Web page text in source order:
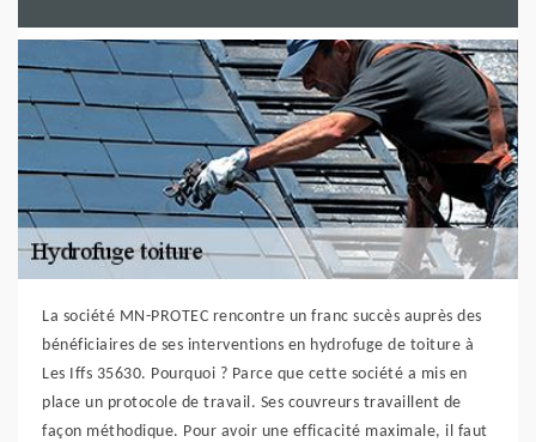
La société MN-PROTEC rencontre un franc succès auprès des
bénéficiaires de ses interventions en hydrofuge de toiture à
Les Iffs 35630. Pourquoi ? Parce que cette société a mis en
place un protocole de travail. Ses couvreurs travaillent de
façon méthodique. Pour avoir une efficacité maximale, il faut